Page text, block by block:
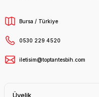
Bursa / Türkiye
0530 229 4520
iletisim@toptantesbih.com
Üyelik